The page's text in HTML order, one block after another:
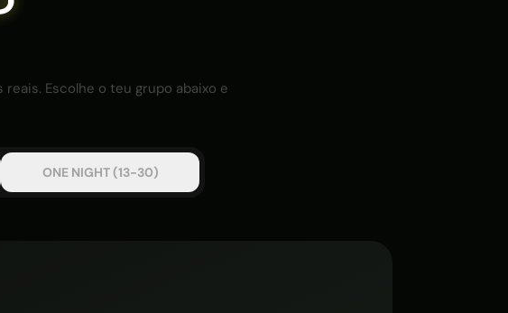
Escolhe o teu grupo abaixo e
ONE NIGHT (13-30)